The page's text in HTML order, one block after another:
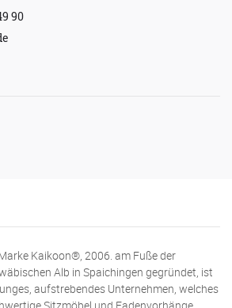
90
Kaikoon®, 2006. am Fuße der
Alb in Spaichingen gegründet, ist
aufstrebendes Unternehmen, welches